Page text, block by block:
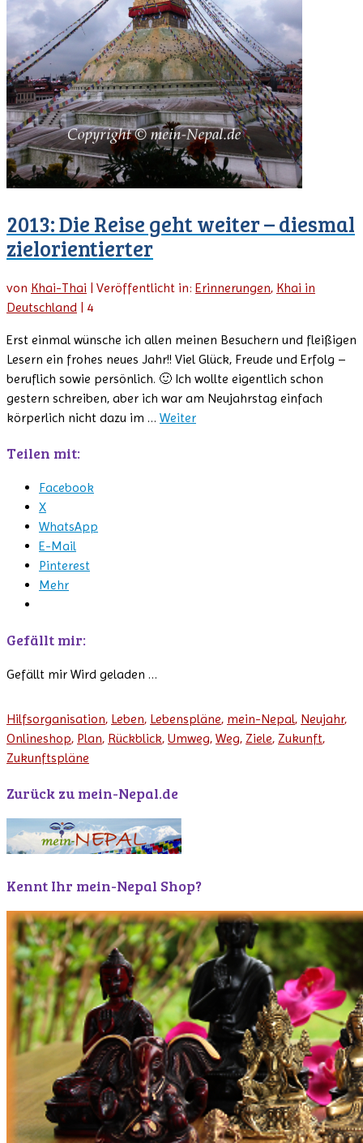
2013: Die Reise geht weiter – diesmal
zielorientierter
von Khai-Thai | Veröffentlicht in: Erinnerungen, Khai in
Deutschland | 4
Erst einmal wünsche ich allen meinen Besuchern und fleißigen
Lesern ein frohes neues Jahr!! Viel Glück, Freude und Erfolg –
beruflich sowie persönlich. 🙂 Ich wollte eigentlich schon
gestern schreiben, aber ich war am Neujahrstag einfach
körperlich nicht dazu im … Weiter
Teilen mit:
Facebook
X
WhatsApp
E-Mail
Pinterest
Mehr
Gefällt mir:
Gefällt mir Wird geladen …
Hilfsorganisation, Leben, Lebenspläne, mein-Nepal, Neujahr,
Onlineshop, Plan, Rückblick, Umweg, Weg, Ziele, Zukunft,
Zukunftspläne
Zurück zu mein-Nepal.de
Kennt Ihr mein-Nepal Shop?